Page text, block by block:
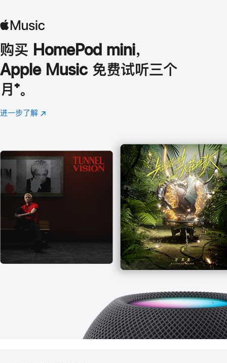
购买 HomePod mini，
Apple Music 免费试听三个
月 脚
注
⁺。
进一步了解 Apple
(在
口
中
打
开)